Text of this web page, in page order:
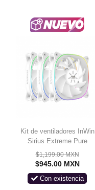
Kit de ventiladores InWin
Sirius Extreme Pure
ASE120P / paquete triple
IW-FN-ASE120P-3PK /
25 mm / PWM 400 - 1500
$1,199.00 MXN
$945.00 MXN
Con existencia